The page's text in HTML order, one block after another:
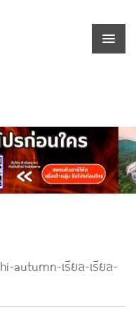
autumn-เรียล-เรียล-